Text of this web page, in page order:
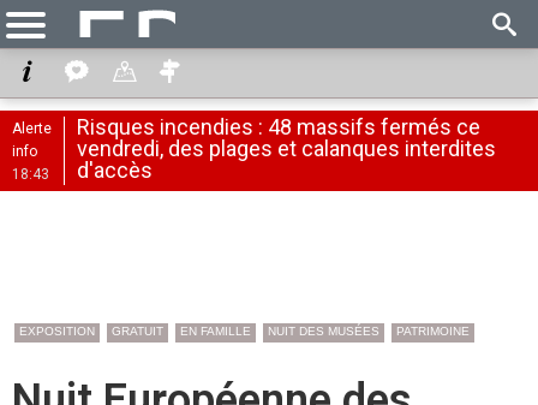
Alerte
info
18:43
Risques incendies : 48 massifs fermés ce
vendredi, des plages et calanques interdites
d'accès
EXPOSITION GRATUIT EN FAMILLE NUIT DES MUSÉES PATRIMOINE